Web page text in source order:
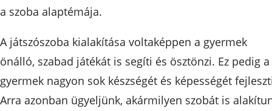
a szoba alaptémája.
A játszószoba kialakítása voltaképpen a gyermek
önálló, szabad játékát is segíti és ösztönzi. Ez pedig a
gyermek nagyon sok készségét és képességét
Arra azonban ügyeljünk, akármilyen szobát is